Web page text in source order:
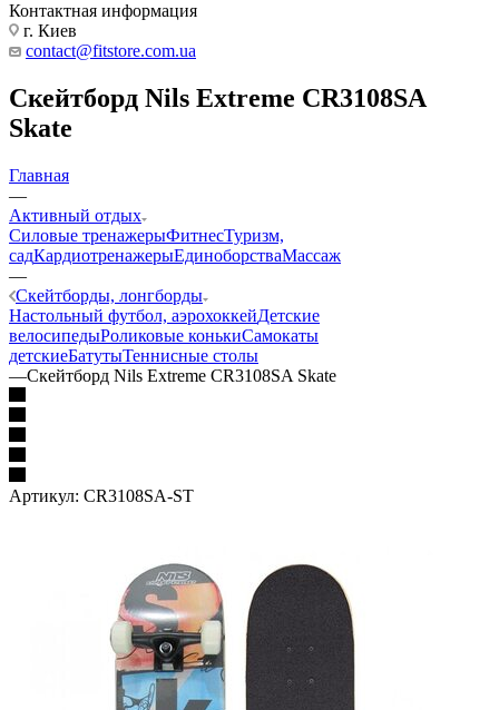
Контактная информация
г. Киев
contact@fitstore.com.ua
Скейтборд Nils Extreme CR3108SA
Skate
Главная
—
Активный отдых
Силовые тренажерыФитнесТуризм,
садКардиотренажерыЕдиноборстваМассаж
—
Скейтборды, лонгборды
Настольный футбол, аэрохоккейДетские
велосипедыРоликовые конькиСамокаты
детскиеБатутыТеннисные столы
—Скейтборд Nils Extreme CR3108SA Skate
Артикул: CR3108SA-ST